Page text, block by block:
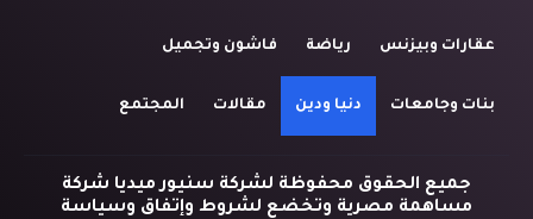
عقارات وبيزنس رياضة فاشون وتجميل
بنات وجامعات دنيا ودين مقالات المجتمع
جميع الحقوق محفوظة لشركة سنيور ميديا شركة
مساهمة مصرية وتخضع لشروط وإتفاق وسياسة